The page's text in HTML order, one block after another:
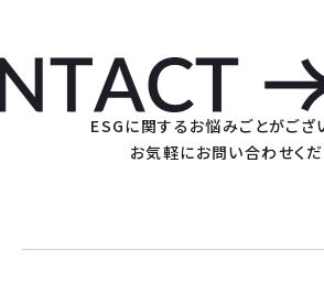
ESGに関するお悩みごとがござ
お気軽にお問い合わせくだ